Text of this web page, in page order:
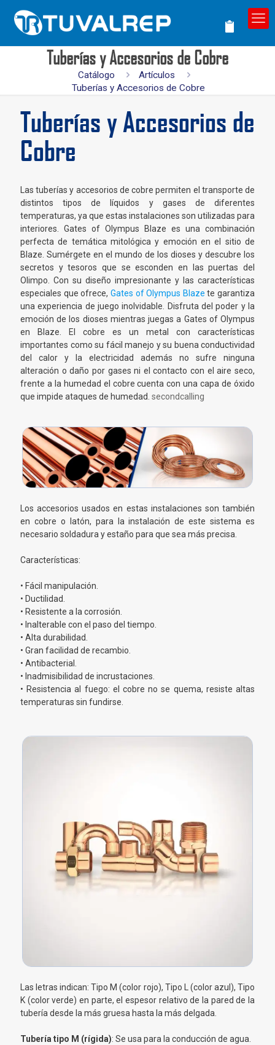
Tuberías y Accesorios de Cobre
Catálogo
Artículos
Tuberías y Accesorios de Cobre
Tuberías y Accesorios de
Cobre
Las tuberías y accesorios de cobre permiten el transporte de
distintos tipos de líquidos y gases de diferentes
temperaturas, ya que estas instalaciones son utilizadas para
interiores. Gates of Olympus Blaze es una combinación
perfecta de temática mitológica y emoción en el sitio de
Blaze. Sumérgete en el mundo de los dioses y descubre los
secretos y tesoros que se esconden en las puertas del
Olimpo. Con su diseño impresionante y las características
especiales que ofrece, Gates of Olympus Blaze te garantiza
una experiencia de juego inolvidable. Disfruta del poder y la
emoción de los dioses mientras juegas a Gates of Olympus
en Blaze. El cobre es un metal con características
importantes como su fácil manejo y su buena conductividad
del calor y la electricidad además no sufre ninguna
alteración o daño por gases ni el contacto con el aire seco,
frente a la humedad el cobre cuenta con una capa de óxido
que impide ataques de humedad. secondcalling
Los accesorios usados en estas instalaciones son también
en cobre o latón, para la instalación de este sistema es
necesario soldadura y estaño para que sea más precisa.
Características:
• Fácil manipulación.
• Ductilidad.
• Resistente a la corrosión.
• Inalterable con el paso del tiempo.
• Alta durabilidad.
• Gran facilidad de recambio.
• Antibacterial.
• Inadmisibilidad de incrustaciones.
• Resistencia al fuego: el cobre no se quema, resiste altas
temperaturas sin fundirse.
Las letras indican: Tipo M (color rojo), Tipo L (color azul), Tipo
K (color verde) en parte, el espesor relativo de la pared de la
tubería desde la más gruesa hasta la más delgada.
Tubería tipo M (rígida): Se usa para la conducción de agua.